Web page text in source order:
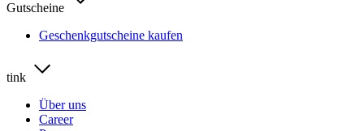
Gutscheine
Geschenkgutscheine kaufen
tink
Über uns
Career